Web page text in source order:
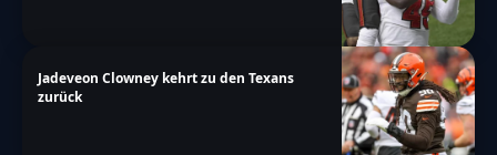
Jadeveon Clowney kehrt zu den Texans
zurück